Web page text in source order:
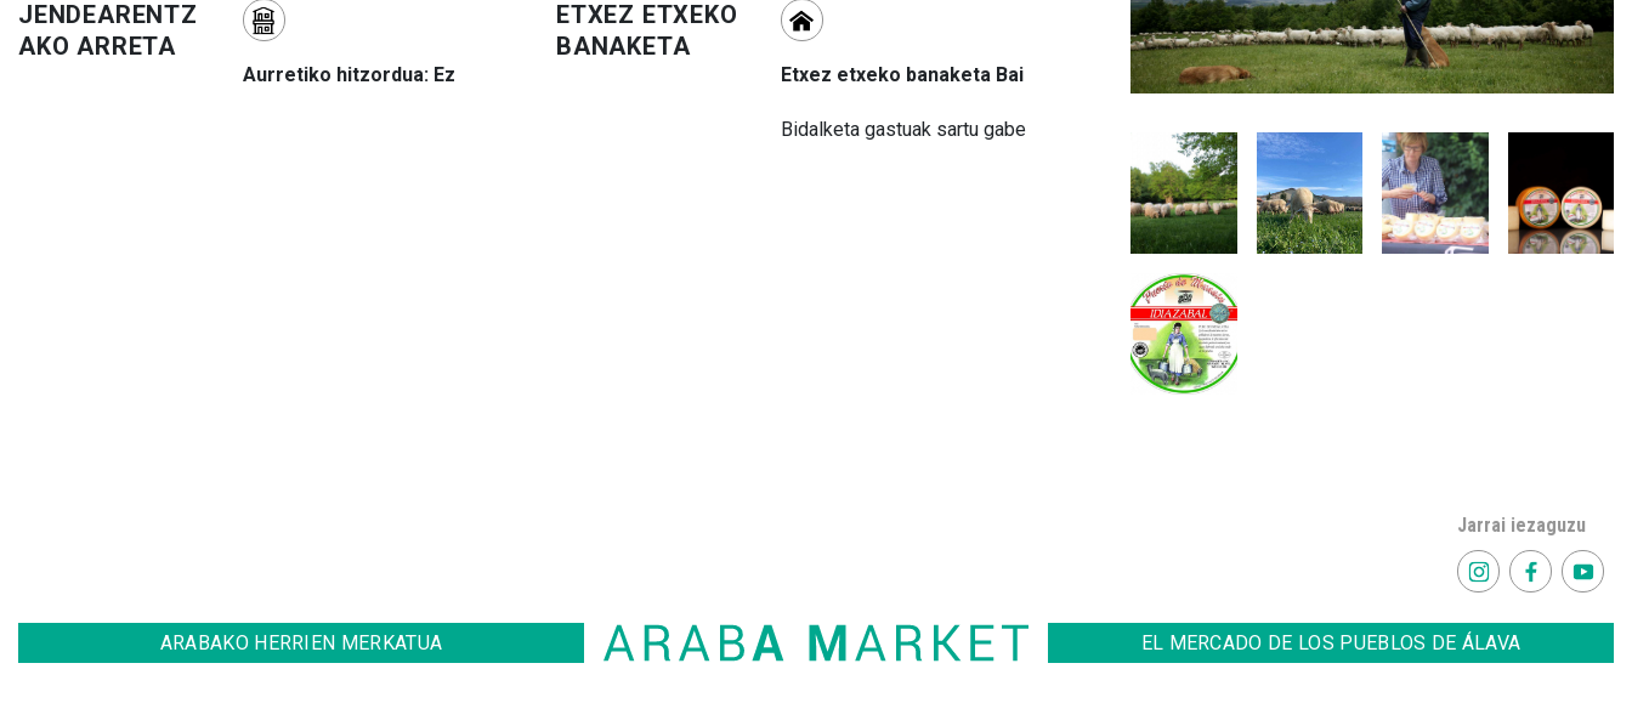
JENDEARENTZ
AKO ARRETA
Aurretiko hitzordua: Ez
ETXEZ ETXEKO
BANAKETA
Etxez etxeko banaketa Bai
Bidalketa gastuak sartu gabe
Jarrai iezaguzu
ARABAKO HERRIEN MERKATUA EL MERCADO DE LOS PUEBLOS DE ÁLAVA